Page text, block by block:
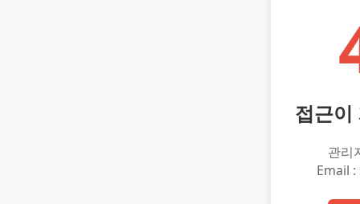
접근이
관리
Email